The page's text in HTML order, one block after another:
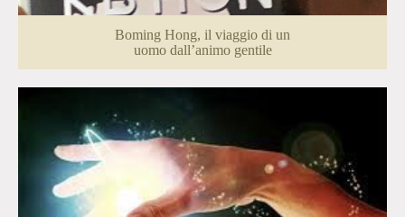
Boming Hong, il viaggio di un
uomo dall’animo gentile